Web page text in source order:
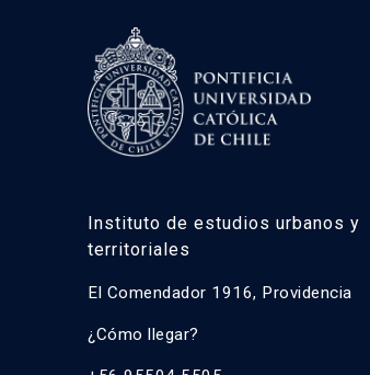
Instituto de estudios urbanos y
territoriales
El Comendador 1916, Providencia
¿Cómo llegar?